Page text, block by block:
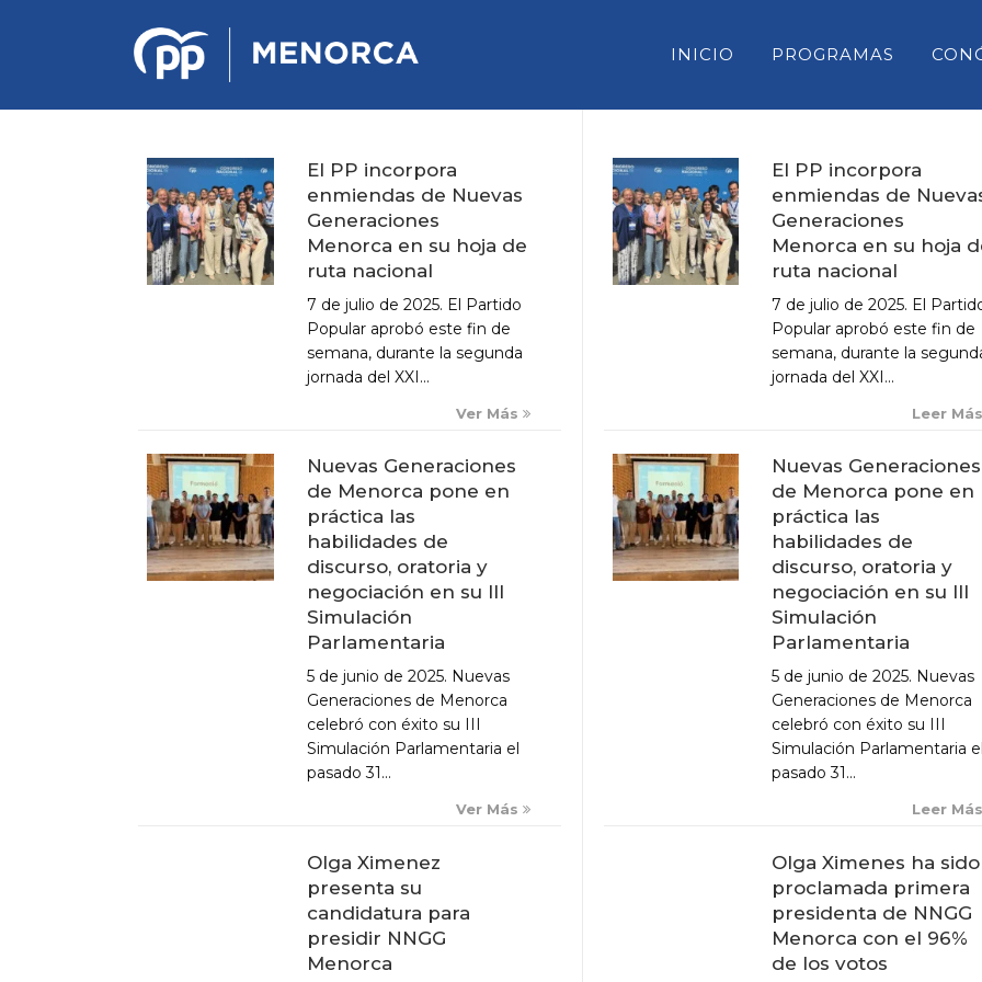
INICIO PROGRAMAS
PONENCIA DE ESTRATEGIA
POLÍTICA Y ECONÓMICA
REGLAMENTO DE ORGANIZACIÓN
DOCUMENTOS DEL 12 CONGRESO
INSULAR DE MENORCA
CONGRESO EXTRAORDINARIO PARA
LA ELECCIÓN DÉ COMITÉS
CONSELL INSULAR DE
PARLAMENT DE LES ILLES
CONGRESO DE DIPUTADOS
SENADO
X CONGRESO NNGG MENORCA
EQUIPO DIRECTIVO NN.GG.
PONENCIA DE REGLAMENTO Y
El PP incorpora
enmiendas de Nuevas
Generaciones
Menorca en su hoja de
ruta nacional
7 de julio de 2025. El Partido
Popular aprobó este fin de
semana, durante la segunda
jornada del XXI...
Ver Más
Nuevas Generaciones
de Menorca pone en
práctica las
habilidades de
discurso, oratoria y
negociación en su III
Simulación
Parlamentaria
5 de junio de 2025. Nuevas
Generaciones de Menorca
celebró con éxito su III
Simulación Parlamentaria el
pasado 31...
Ver Más
Olga Ximenez
presenta su
candidatura para
presidir NNGG
Menorca
El PP incorpora
enmiendas de
Generaciones
Menorca en su hoja
ruta nacional
7 de julio de 2025. El
Popular aprobó este fin de
semana, durante la
jornada del XXI...
Leer Más
Nuevas Generaciones
de Menorca pone en
práctica las
habilidades de
discurso, oratoria y
negociación en su III
Simulación
Parlamentaria
5 de junio de 2025. Nuevas
Generaciones de Menorca
celebró con éxito su III
Simulación Parlamentaria el
pasado 31...
Leer Más
Olga Ximenes ha sido
proclamada primera
presidenta de NNGG
Menorca con el 96%
de los votos